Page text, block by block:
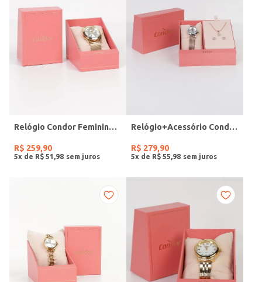
Relógio Condor Feminino DOURADO
R$ 259,90
5x de R$ 51 98
Relógio+Acessório Condor Feminino ROSE
R$ 279,90
5x de R$ 55 98